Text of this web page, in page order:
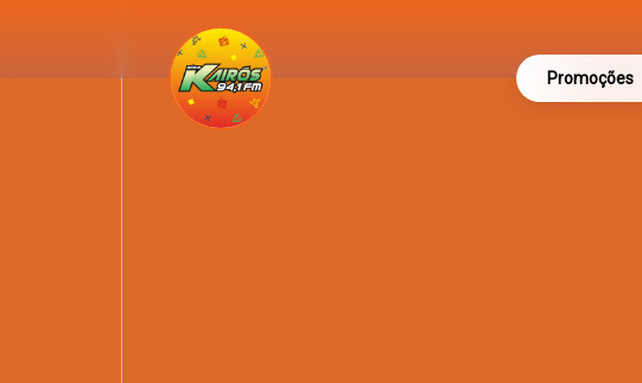
Promoções